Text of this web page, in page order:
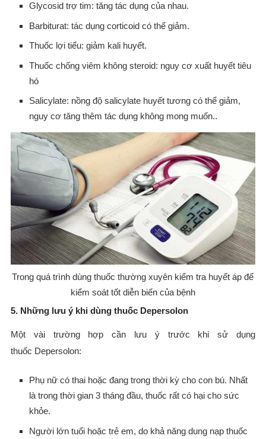
Glycosid trợ tim: tăng tác dụng của nhau.
Barbiturat: tác dụng corticoid có thể giảm.
Thuốc lợi tiểu: giảm kali huyết.
Thuốc chống viêm không steroid: nguy cơ xuất huyết tiêu
hó
Salicylate: nồng độ salicylate huyết tương có thể giảm,
nguy cơ tăng thêm tác dụng không mong muốn..
Trong quá trình dùng thuốc thường xuyên kiểm tra huyết áp để
kiểm soát tốt diễn biến của bệnh
5. Những lưu ý khi dùng thuốc Depersolon
Một vài trường hợp cần lưu ý trước khi sử dụng
thuốc Depersolon:
Phụ nữ có thai hoặc đang trong thời kỳ cho con bú. Nhất
là trong thời gian 3 tháng đầu, thuốc rất có hại cho sức
khỏe.
Người lớn tuổi hoặc trẻ em, do khả năng dung nạp thuốc